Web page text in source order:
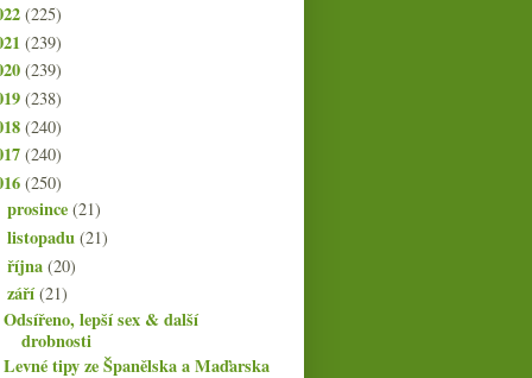
(225)
(239)
(239)
(238)
(240)
(240)
(250)
prosince(21)
listopadu(21)
října(20)
září(21)
Odsířeno, lepší sex & další
drobnosti
Levné tipy ze Španělska a Maďarska